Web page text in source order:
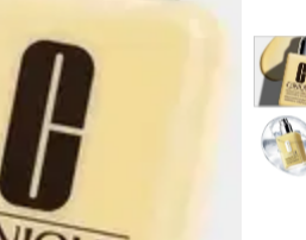
تونر
ژل شستشوی صورت
سرم های پوستی
شامپو بدن